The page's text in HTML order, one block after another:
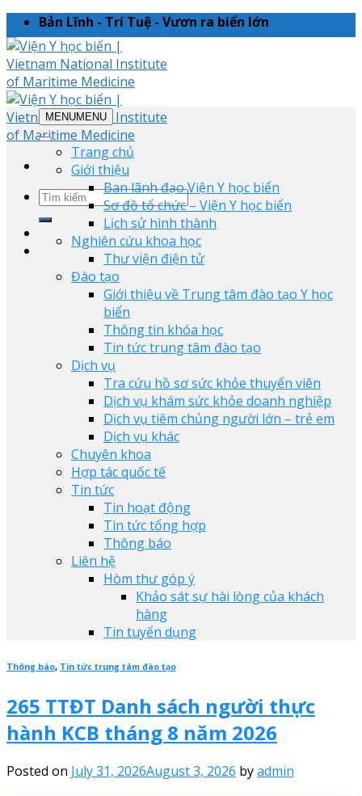
Skip
to
content
Bản Lĩnh - Trí Tuệ - Vươn ra biển lớn
MENUMENU
Trang chủ
Giới thiệu
Ban lãnh đạo Viện Y học biển
Sơ đồ tổ chức – Viện Y học biển
Lịch sử hình thành
Nghiên cứu khoa học
Thư viện điện tử
Đào tạo
Giới thiệu về Trung tâm đào tạo Y học
biển
Thông tin khóa học
Tin tức trung tâm đào tạo
Dịch vụ
Tra cứu hồ sơ sức khỏe thuyển viên
Dịch vụ khám sức khỏe doanh nghiệp
Dịch vụ tiêm chủng người lớn – trẻ em
Dịch vụ khác
Chuyên khoa
Hợp tác quốc tế
Tin tức
Tin hoạt động
Tin tức tổng hợp
Thông báo
Liên hệ
Hòm thư góp ý
Khảo sát sự hài lòng của khách
hàng
Tin tuyển dụng
Thông báo, Tin tức trung tâm đào tạo
265 TTĐT Danh sách người thực
hành KCB tháng 8 năm 2026
Posted on July 31, 2026August 3, 2026 byadmin